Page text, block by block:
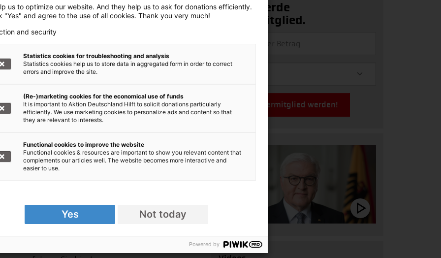
Hunger in Afrika
0500 0000 1020 30
spenden!
Jetzt spenden: Hunger in Afrika
In vielen Ländern Afrikas sind Millionen
Menschen vom Hungertod bedroht. Wie
Ja, ich werde
Fördermitglied.
Jetzt Fördermitglied werden!
us to optimize our website. And they help us to ask for donations efficiently.
"Yes" and agree to the use of all cookies. Thank you very much!
and security
Statistics cookies for troubleshooting and analysis
Statistics cookies help us to store data in aggregated form in order to correct
errors and improve the site.
(Re-)marketing cookies for the economical use of funds
It is important to Aktion Deutschland Hilft to solicit donations particularly
efficiently. We use marketing cookies to personalize ads and content so that
they are relevant to interests.
Functional cookies to improve the website
Functional cookies & resources are important to show you relevant content that
complements our articles well. The website becomes more interactive and
easier to use.
Yes Not today
Powered by